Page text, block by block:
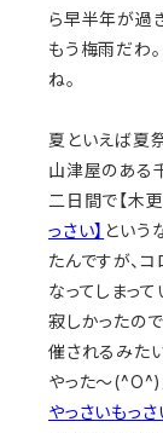
ら早半年が過
もう梅雨だわ
ね。
夏といえば夏祭
山津屋のある
二日間で【木
っさい】 という
たんですが、
なってしまっ
寂しかったの
催されるみたい
やった～
やっさいもっさ